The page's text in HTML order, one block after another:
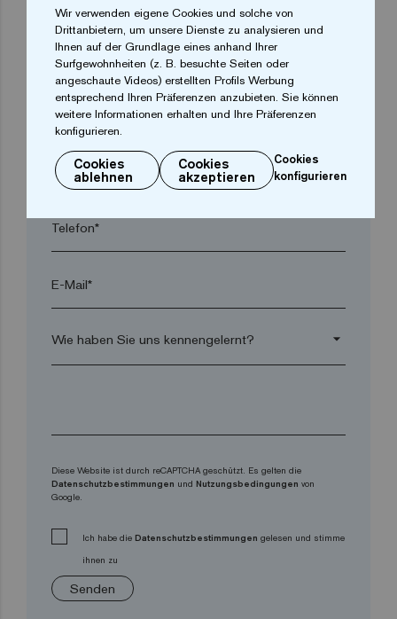
Ort*
Postleitzahl*
Telefon*
E-Mail*
arrow_drop_down
Diese Website ist durch reCAPTCHA geschützt. Es gelten die
Datenschutzbestimmungen und Nutzungsbedingungen von
Google.
Ich habe die Datenschutzbestimmungen gelesen und stimme
ihnen zu
Senden
Wir verwenden eigene Cookies und solche von
Drittanbietern, um unsere Dienste zu analysieren und
Ihnen auf der Grundlage eines anhand Ihrer
Surfgewohnheiten (z. B. besuchte Seiten oder
angeschaute Videos) erstellten Profils Werbung
entsprechend Ihren Präferenzen anzubieten. Sie können
weitere Informationen erhalten und Ihre Präferenzen
konfigurieren.
Cookies
ablehnen
Cookies
akzeptieren
Cookies
konfigurieren